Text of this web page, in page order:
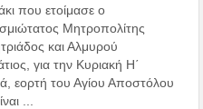
που ετοίμασε ο
Μητροπολίτης
και Αλμυρού
για την Κυριακή Η΄
εορτή του Αγίου Αποστόλου
...